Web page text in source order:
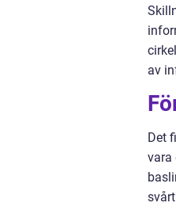
av
Det
vara